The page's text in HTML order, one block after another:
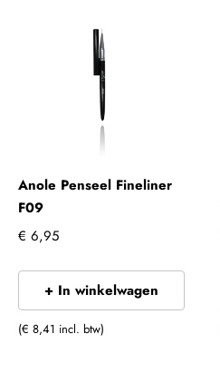
Anole Penseel Fineliner
F09
€ 6,95
+ In winkelwagen
(€ 8,41 incl. btw)